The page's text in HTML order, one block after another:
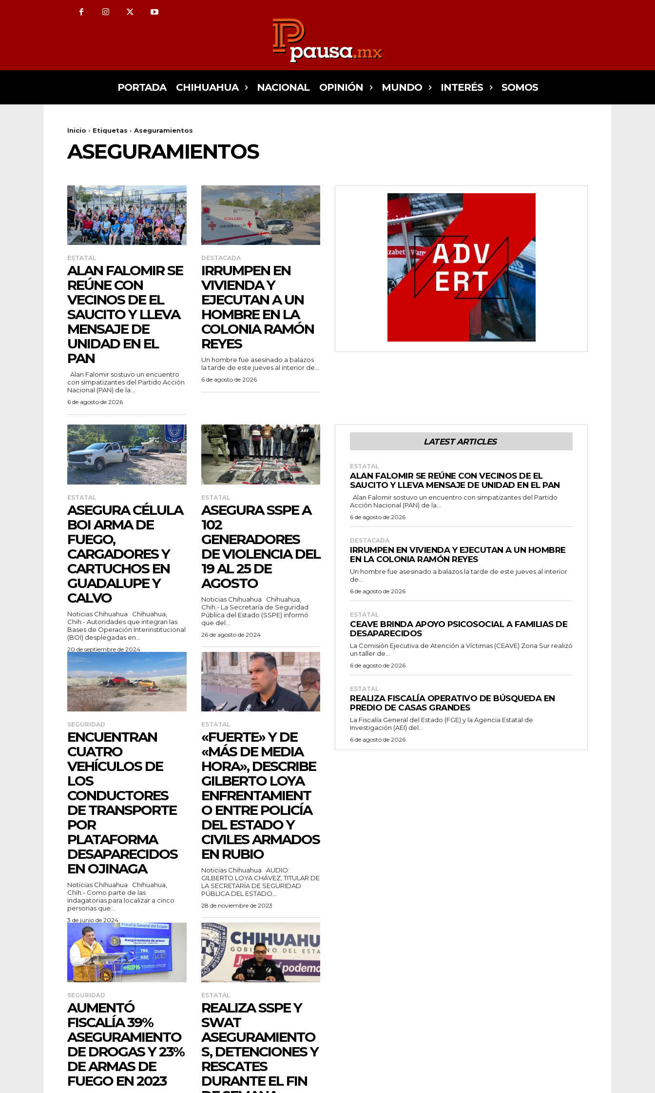
PORTADA CHIHUAHUA NACIONAL OPINIÓN MUNDO INTERÉS SOMOS
Inicio Etiquetas Aseguramientos
ASEGURAMIENTOS
ESTATAL
ALAN FALOMIR SE
REÚNE CON
VECINOS DE EL
SAUCITO Y LLEVA
MENSAJE DE
UNIDAD EN EL
PAN
con simpatizantes del Partido Acción
Nacional (PAN) de la...
6 de agosto de 2026
DESTACADA
IRRUMPEN EN
VIVIENDA Y
EJECUTAN A UN
HOMBRE EN LA
COLONIA RAMÓN
REYES
Un hombre fue asesinado a balazos
la tarde de este jueves al interior de...
6 de agosto de 2026
ESTATAL
ASEGURA CÉLULA
BOI ARMA DE
FUEGO,
CARGADORES Y
CARTUCHOS EN
GUADALUPE Y
CALVO
Noticias Chihuahua Chihuahua,
Chih.- Autoridades que integran las
Bases de Operación Interinstitucional
(BOI) desplegadas en...
20 de septiembre de 2024
ESTATAL
ASEGURA SSPE A
102
GENERADORES
DE VIOLENCIA DEL
19 AL 25 DE
AGOSTO
Noticias Chihuahua Chihuahua,
Chih.- La Secretaría de Seguridad
Pública del Estado (SSPE) informó
que del...
26 de agosto de 2024
SEGURIDAD
ENCUENTRAN
CUATRO
VEHÍCULOS DE
LOS
CONDUCTORES
DE TRANSPORTE
POR
PLATAFORMA
DESAPARECIDOS
EN OJINAGA
Noticias Chihuahua Chihuahua,
Chih.- Como parte de las
indagatorias para localizar a cinco
personas que...
3 de junio de 2024
ESTATAL
«FUERTE» Y DE
«MÁS DE MEDIA
HORA», DESCRIBE
GILBERTO LOYA
ENFRENTAMIENT
O ENTRE POLICÍA
DEL ESTADO Y
CIVILES ARMADOS
EN RUBIO
Noticias Chihuahua AUDIO:
GILBERTO LOYA CHÁVEZ, TITULAR DE
LA SECRETARÍA DE SEGURIDAD
PÚBLICA DEL ESTADO...
28 de noviembre de 2023
SEGURIDAD
AUMENTÓ
FISCALÍA 39%
ASEGURAMIENTO
DE DROGAS Y 23%
DE ARMAS DE
FUEGO EN 2023
ESTATAL
REALIZA SSPE Y
SWAT
ASEGURAMIENTO
S, DETENCIONES Y
RESCATES
DURANTE EL FIN
LATEST ARTICLES
ESTATAL
ALAN FALOMIR SE REÚNE CON VECINOS DE EL
SAUCITO Y LLEVA MENSAJE DE UNIDAD EN EL PAN
Acción Nacional (PAN) de la...
6 de agosto de 2026
DESTACADA
IRRUMPEN EN VIVIENDA Y EJECUTAN A UN HOMBRE
EN LA COLONIA RAMÓN REYES
Un hombre fue asesinado a balazos la tarde de este jueves al interior
de...
6 de agosto de 2026
ESTATAL
CEAVE BRINDA APOYO PSICOSOCIAL A FAMILIAS DE
DESAPARECIDOS
La Comisión Ejecutiva de Atención a Víctimas (CEAVE) Zona Sur realizó
un taller de...
6 de agosto de 2026
ESTATAL
REALIZA FISCALÍA OPERATIVO DE BÚSQUEDA EN
PREDIO DE CASAS GRANDES
La Fiscalía General del Estado (FGE) y la Agencia Estatal de
Investigación (AEI) del...
6 de agosto de 2026